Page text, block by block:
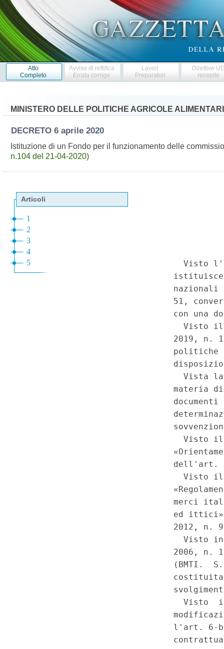
Atto
Completo
Avviso di rettifica
Errata corrige
Lavori
Preparatori
Direttive
recepite
MINISTERO DELLE POLITICHE AGRICOLE
DECRETO 6 aprile 2020
Istituzione di un Fondo per il funzionamento delle
n.104 del 21-04-2020)